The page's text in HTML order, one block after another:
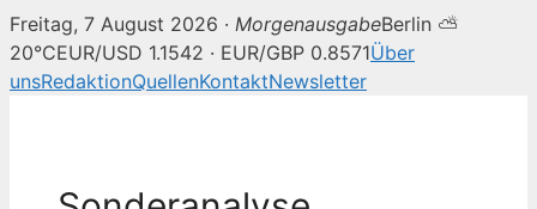
Freitag, 7 August 2026 · MorgenausgabeBerlin ⛅
20°CEUR/USD 1.1542 · EUR/GBP 0.8571Über
unsRedaktionQuellenKontaktNewsletter